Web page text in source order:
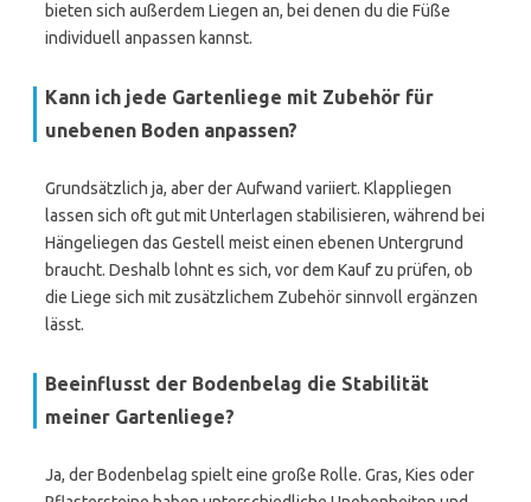
bieten sich außerdem Liegen an, bei denen du die Füße
individuell anpassen kannst.
Kann ich jede Gartenliege mit Zubehör für
unebenen Boden anpassen?
Grundsätzlich ja, aber der Aufwand variiert. Klappliegen
lassen sich oft gut mit Unterlagen stabilisieren, während bei
Hängeliegen das Gestell meist einen ebenen Untergrund
braucht. Deshalb lohnt es sich, vor dem Kauf zu prüfen, ob
die Liege sich mit zusätzlichem Zubehör sinnvoll ergänzen
lässt.
Beeinflusst der Bodenbelag die Stabilität
meiner Gartenliege?
Ja, der Bodenbelag spielt eine große Rolle. Gras, Kies oder